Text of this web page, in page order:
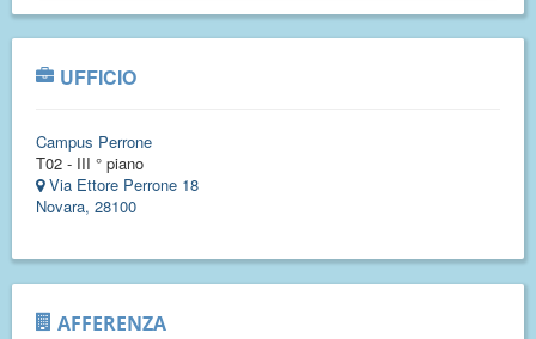
UFFICIO
Campus Perrone
T02 - III ° piano
Via Ettore Perrone 18
Novara, 28100
AFFERENZA